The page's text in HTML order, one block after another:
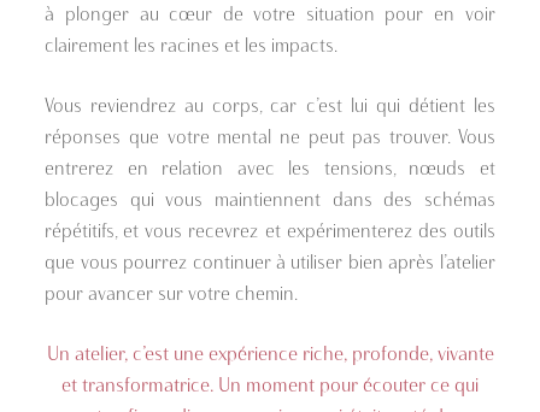
à plonger au cœur de votre situation pour en voir
clairement les racines et les impacts.
Vous reviendrez au corps, car c’est lui qui détient les
réponses que votre mental ne peut pas trouver. Vous
entrerez en relation avec les tensions, nœuds et
blocages qui vous maintiennent dans des schémas
répétitifs, et vous recevrez et expérimenterez des outils
que vous pourrez continuer à utiliser bien après l’atelier
pour avancer sur votre chemin.
Un atelier, c’est une expérience riche, profonde, vivante
et transformatrice. Un moment pour écouter ce qui